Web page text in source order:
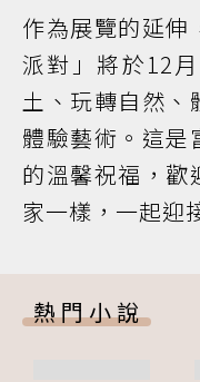
作為展覽的延伸
派對」將於12
土、玩轉自然、
體驗藝術。這是
的溫馨祝福，歡
家一樣，一起迎
熱門小說